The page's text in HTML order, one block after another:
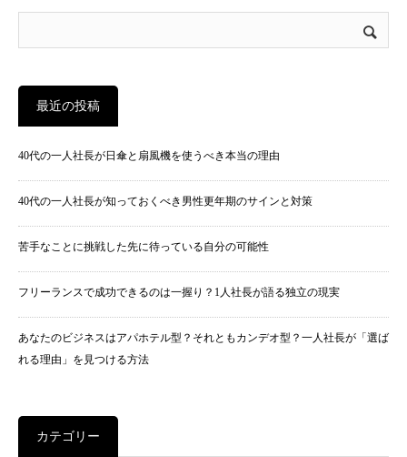
最近の投稿
40代の一人社長が日傘と扇風機を使うべき本当の理由
40代の一人社長が知っておくべき男性更年期のサインと対策
苦手なことに挑戦した先に待っている自分の可能性
フリーランスで成功できるのは一握り？1人社長が語る独立の現実
あなたのビジネスはアパホテル型？それともカンデオ型？一人社長が「選ば
れる理由」を見つける方法
カテゴリー